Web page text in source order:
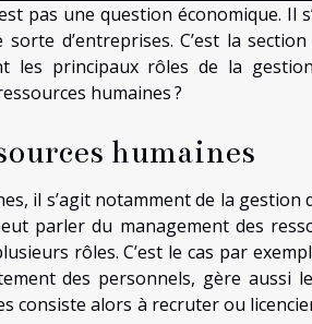
pas une question économique. Il
d’entreprises. C’est la section
les principaux rôles de la
humaines ?
humaines
il s’agit notamment de la gestion
parler du management des
rôles. C’est le cas par
des personnels, gère aussi
consiste alors à recruter ou